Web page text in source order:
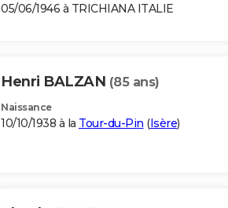
05/06/1946 à TRICHIANA ITALIE
Henri BALZAN (85 ans)
Naissance
10/10/1938 à la Tour-du-Pin (Isère)